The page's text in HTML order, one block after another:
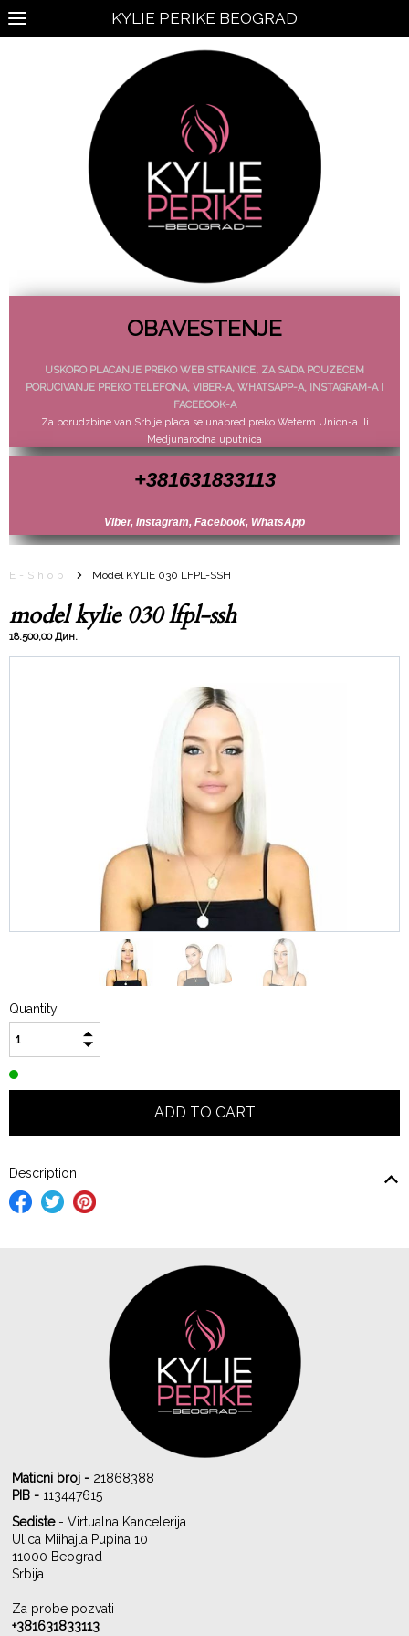
KYLIE PERIKE BEOGRAD
OBAVESTENJE
USKORO PLACANJE PREKO WEB STRANICE, ZA SADA POUZECEM
PORUCIVANJE PREKO TELEFONA, VIBER-A, WHATSAPP-A, INSTAGRAM-A I
FACEBOOK-A
Za porudzbine van Srbije placa se unapred preko Weterm Union-a ili
Medjunarodna uputnica
+381631833113
Viber, Instagram, Facebook, WhatsApp
E-Shop Model KYLIE 030 LFPL-SSH
model kylie 030 lfpl-ssh
18.500,00 Дин.
Quantity
Description
Maticni broj - 21868388
PIB - 113447615
Sediste- Virtualna Kancelerija
Ulica Miihajla Pupina 10
11000 Beograd
Srbija
Za probe pozvati
+381631833113